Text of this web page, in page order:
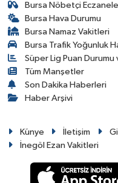
Bursa Nöbetçi
Bursa Hava Durumu
Bursa Namaz Vakitleri
Bursa Trafik Yoğunluk
Süper Lig Puan Durumu
Tüm Manşetler
Son Dakika Haberleri
Haber Arşivi
Künye İletişim
İnegöl Ezan Vakitleri